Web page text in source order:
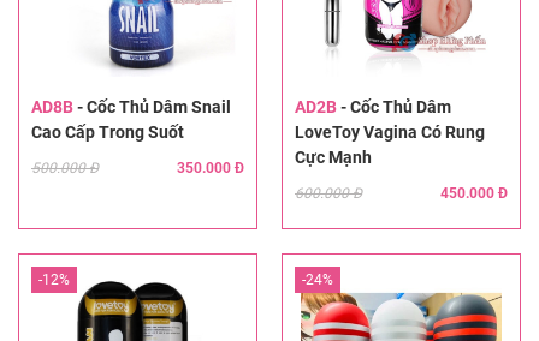
AD8B-Cốc Thủ Dâm Snail
Cao Cấp Trong Suốt
500.000 Đ 350.000 Đ
AD2B-Cốc Thủ Dâm
LoveToy Vagina Có Rung
Cực Mạnh
600.000 Đ 450.000 Đ
-12% -24%